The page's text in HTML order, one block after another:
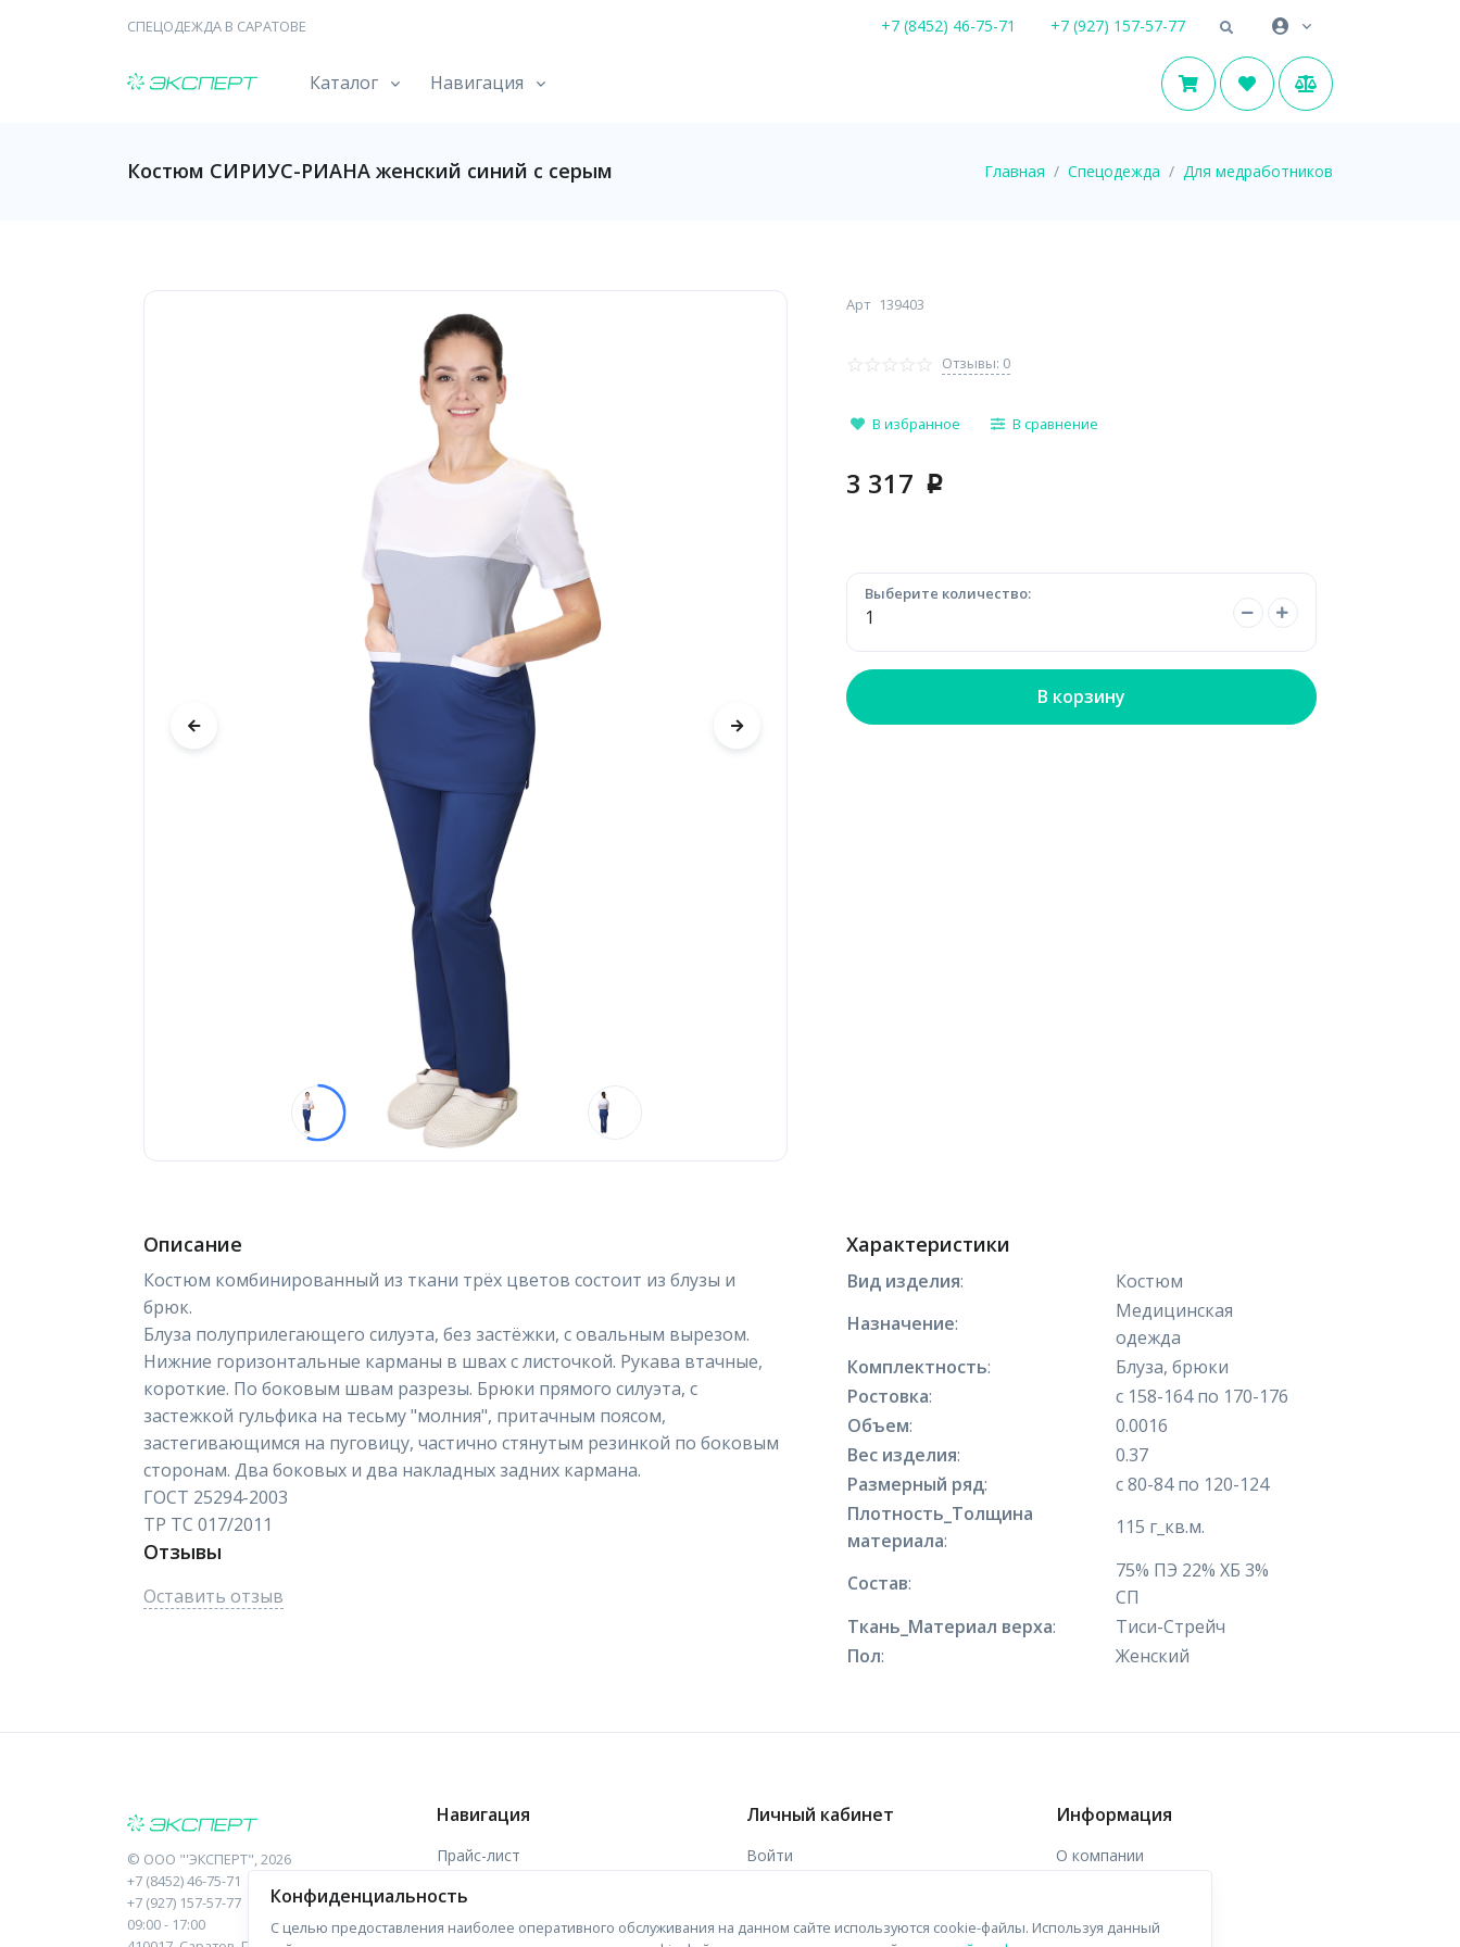
СПЕЦОДЕЖДА В САРАТОВЕ +7 (8452) 46-75-71 +7 (927) 157-57-77
Каталог Навигация
Костюм СИРИУС-РИАНА женский синий с серым Главная Спецодежда Для медработников
Арт 139403
Отзывы: 0
В избранное В сравнение
3 317 p
Выберите количество:
В корзину
Описание
Костюм комбинированный из ткани трёх цветов состоит из блузы и
брюк.
Блуза полуприлегающего силуэта, без застёжки, с овальным вырезом.
Нижние горизонтальные карманы в швах с листочкой. Рукава втачные,
короткие. По боковым швам разрезы. Брюки прямого силуэта, с
застежкой гульфика на тесьму "молния", притачным поясом,
застегивающимся на пуговицу, частично стянутым резинкой по боковым
сторонам. Два боковых и два накладных задних кармана.
ГОСТ 25294-2003
ТР ТС 017/2011
Отзывы
Оставить отзыв
Характеристики
Вид изделия:
Костюм
Назначение:
Медицинская
одежда
Комплектность:
Блуза, брюки
Ростовка:
с 158-164 по 170-176
Объем:
0.0016
Вес изделия:
0.37
Размерный ряд:
с 80-84 по 120-124
Плотность_Толщина
материала:
115 г_кв.м.
Состав:
75% ПЭ 22% ХБ 3%
СП
Ткань_Материал верха:
Тиси-Стрейч
Пол: Женский
© ООО "'ЭКСПЕРТ", 2026
+7 (8452) 46-75-71
+7 (927) 157-57-77
09:00 - 17:00
Навигация
Прайс-лист
Отзывы
Форма связи
Личный кабинет
Войти
Информация
О компании
Контакты
Конфиденциальность
С целью предоставления наиболее оперативного обслуживания на данном сайте используются cookie-файлы. Используя данный